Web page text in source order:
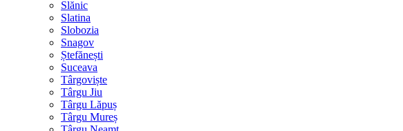
Slănic
Slatina
Slobozia
Snagov
Ștefănești
Suceava
Târgoviște
Târgu Jiu
Târgu Lăpuș
Târgu Mureș